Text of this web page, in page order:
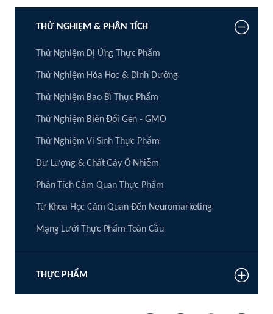
THỬ NGHIỆM & PHÂN TÍCH
Thử Nghiệm Dị Ứng Thực Phẩm
Thử Nghiệm Hóa Học & Dinh Dưỡng
Thử Nghiệm Bao Bì Thực Phẩm
Thử Nghiệm Biến Đổi Gen - GMO
Thử Nghiệm Vi Sinh Thực Phẩm
Dư Lượng & Chất Gây Ô Nhiễm
Phân Tích Cảm Quan Thực Phẩm
Từ Khoa Học Cảm Quan Đến Neuromarketing
Mạng Lưới Thực Phẩm Toàn Cầu
THỰC PHẨM